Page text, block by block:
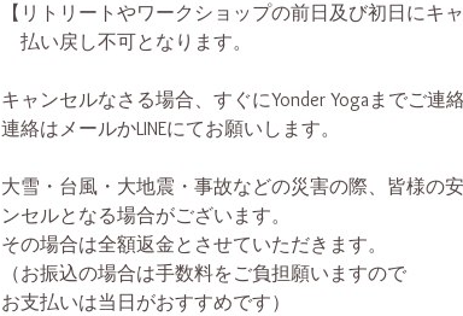
【リトリートやワークショップの前日及び初日にキ
払い戻し不可となります。
キャンセルなさる場合、すぐにYonder Yogaまでご連
連絡はメールかLINEにてお願いします。
大雪・台風・大地震・事故などの災害の際、皆様の
ンセルとなる場合がございます。
その場合は全額返金とさせていただきます。
（お振込の場合は手数料をご負担願いますので
お支払いは当日がおすすめです）